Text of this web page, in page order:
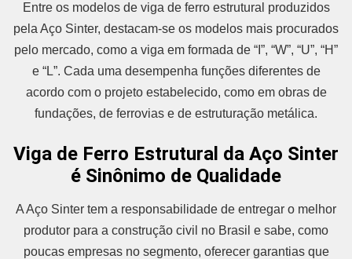
Entre os modelos de viga de ferro estrutural produzidos
pela Aço Sinter, destacam-se os modelos mais procurados
pelo mercado, como a viga em formada de “I”, “W”, “U”, “H”
e “L”. Cada uma desempenha funções diferentes de
acordo com o projeto estabelecido, como em obras de
fundações, de ferrovias e de estruturação metálica.
Viga de Ferro Estrutural da Aço Sinter
é Sinônimo de Qualidade
A Aço Sinter tem a responsabilidade de entregar o melhor
produtor para a construção civil no Brasil e sabe, como
poucas empresas no segmento, oferecer garantias que